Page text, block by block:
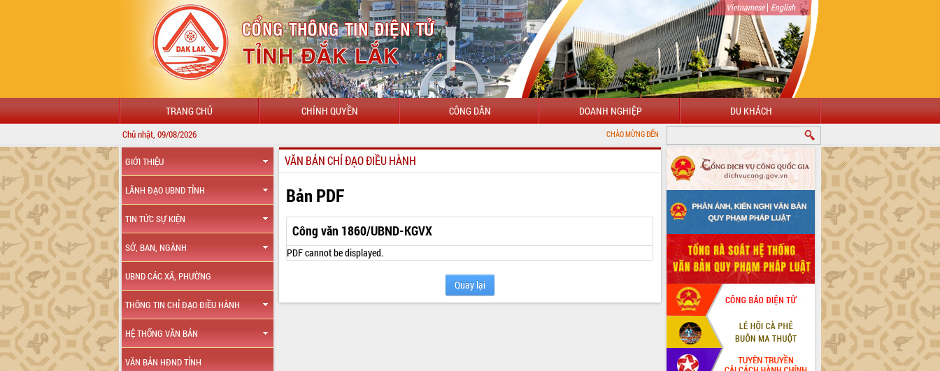
Vietnamese| English
TRANG CHỦ CHÍNH QUYỀN CÔNG DÂN DOANH NGHIỆP DU KHÁCH
Chủ nhật, 09/08/2026 CHÀO MỪNG ĐẾN VỚI CỔNG THÔNG TIN ĐIỆN TỬ TỈNH ĐẮK LẮK
GIỚI THIỆU
LÃNH ĐẠO UBND TỈNH
TIN TỨC SỰ KIỆN
SỞ, BAN, NGÀNH
UBND CÁC XÃ, PHƯỜNG
THÔNG TIN CHỈ ĐẠO ĐIỀU HÀNH
HỆ THỐNG VĂN BẢN
VĂN BẢN HĐND TỈNH
VĂN BẢN CHỈ ĐẠO ĐIỀU HÀNH
Bản PDF
Công văn 1860/UBND-KGVX
PDF cannot be displayed.
Quay lại